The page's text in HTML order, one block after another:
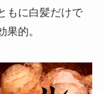
もに白髪だけで
的。